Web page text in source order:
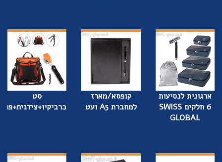
ארגונית לנסיעות
6 חלקים SWISS
GLOBAL
קופסא/מארז
למחברת A5 ועט
סט